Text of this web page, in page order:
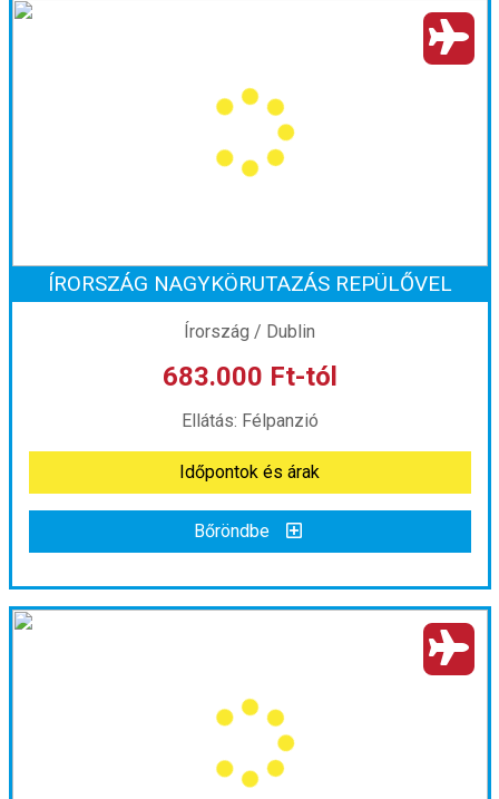
Premium Scotch Tour ***
Körutazás Skóciában
Utazás módja:
Repülővel
leírás szerint
Szálláskategória:Hotel ***
Kétágyas (franciaágyas) szoba
Időpont: 2027-03-29 | 4 éj
már 670.000 Ft-tól
Időpontok és árak
Bőröndbe
ÍRORSZÁG NAGYKÖRUTAZÁS REPÜLŐVEL
Írország / Dublin
683.000 Ft-tól
Ellátás: Félpanzió
Időpontok és árak
Bőröndbe
ÍRORSZÁG NAGYKÖRUTAZÁS REPÜLŐVEL
Város:Dublin
Utazás módja:
Repülővel
Félpanzió
Szálláskategória:Program szerint
2 ágyas szoba